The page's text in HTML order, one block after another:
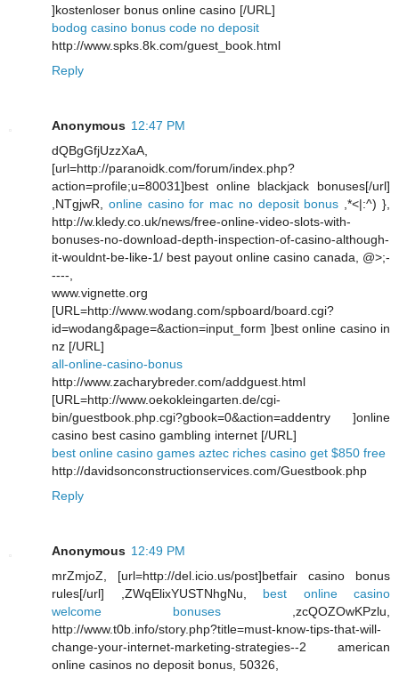
]kostenloser bonus online casino [/URL]
bodog casino bonus code no deposit
http://www.spks.8k.com/guest_book.html
Reply
Anonymous 12:47 PM
dQBgGfjUzzXaA,
[url=http://paranoidk.com/forum/index.php?
action=profile;u=80031]best online blackjack bonuses[/url]
,NTgjwR, online casino for mac no deposit bonus ,*<|:^) },
http://w.kledy.co.uk/news/free-online-video-slots-with-
bonuses-no-download-depth-inspection-of-casino-although-
it-wouldnt-be-like-1/ best payout online casino canada, @>;-
----,
www.vignette.org
[URL=http://www.wodang.com/spboard/board.cgi?
id=wodang&page=&action=input_form ]best online casino in
nz [/URL]
all-online-casino-bonus
http://www.zacharybreder.com/addguest.html
[URL=http://www.oekokleingarten.de/cgi-
bin/guestbook.php.cgi?gbook=0&action=addentry ]online
casino best casino gambling internet [/URL]
best online casino games aztec riches casino get $850 free
http://davidsonconstructionservices.com/Guestbook.php
Reply
Anonymous 12:49 PM
mrZmjoZ, [url=http://del.icio.us/post]betfair casino bonus
rules[/url] ,ZWqElixYUSTNhgNu, best online casino
welcome bonuses ,zcQOZOwKPzlu,
http://www.t0b.info/story.php?title=must-know-tips-that-will-
change-your-internet-marketing-strategies--2 american
online casinos no deposit bonus, 50326,